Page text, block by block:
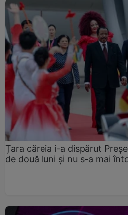
Țara căreia i-a dispărut
de două luni și nu s-a mai